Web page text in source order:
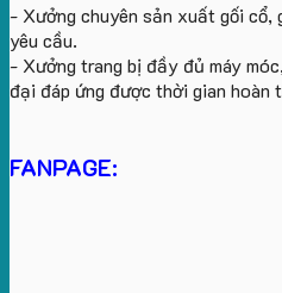
- Xưởng chuyên sản xuất gối cổ,
yêu cầu.
- Xưởng trang bị đầy đủ máy
đại đáp ứng được thời gian hoàn
FANPAGE: